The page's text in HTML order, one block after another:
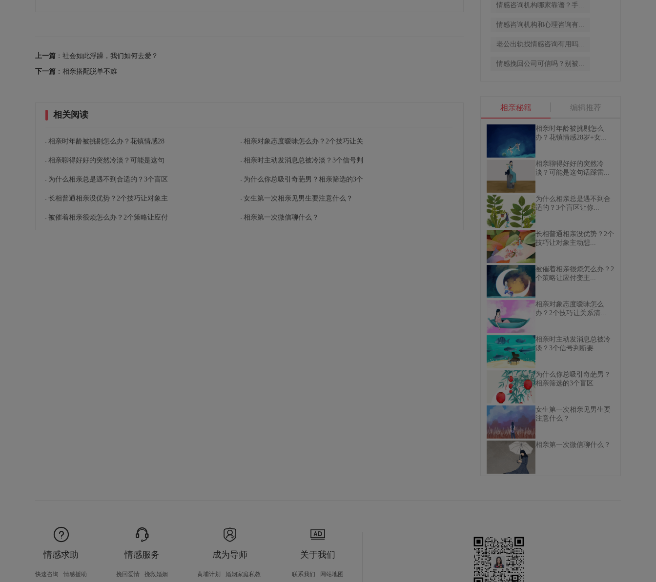
上一篇 ：社会如此浮躁，我们如何去爱？
下一篇 ：相亲搭配脱单不难
相关阅读
相亲时年龄被挑剔怎么办？花镇情感28
相亲聊得好好的突然冷淡？可能是这句
为什么相亲总是遇不到合适的？3个盲区
长相普通相亲没优势？2个技巧让对象主
被催着相亲很烦怎么办？2个策略让应付
相亲对象态度暧昧怎么办？2个技巧让关
相亲时主动发消息总被冷淡？3个信号判
为什么你总吸引奇葩男？相亲筛选的3个
女生第一次相亲见男生要注意什么？
相亲第一次微信聊什么？
情感咨询机构哪家靠谱？手...
情感咨询机构和心理咨询有...
老公出轨找情感咨询有用吗...
情感挽回公司可信吗？别被...
相亲秘籍 编辑推荐
相亲时年龄被挑剔怎么
办？花镇情感28岁+女...
相亲聊得好好的突然冷
淡？可能是这句话踩雷...
为什么相亲总是遇不到合
适的？3个盲区让你...
长相普通相亲没优势？2个
技巧让对象主动想...
被催着相亲很烦怎么办？2
个策略让应付变主...
相亲对象态度暧昧怎么
办？2个技巧让关系清...
相亲时主动发消息总被冷
淡？3个信号判断要...
为什么你总吸引奇葩男？
相亲筛选的3个盲区
女生第一次相亲见男生要
注意什么？
相亲第一次微信聊什么？
情感求助
快速咨询 情感援助
情感服务
挽回爱情 挽救婚姻
成为导师
黄埔计划 婚姻家庭私教
关于我们
联系我们 网站地图